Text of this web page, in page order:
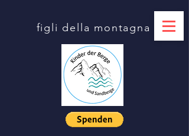
figli della montagna